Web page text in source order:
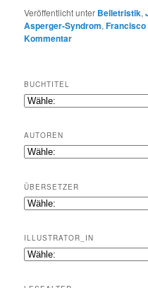
Veröffentlicht unter Belletristik,
Asperger-Syndrom,
Kommentar
BUCHTITEL
AUTOREN
ÜBERSETZER
ILLUSTRATOR_IN